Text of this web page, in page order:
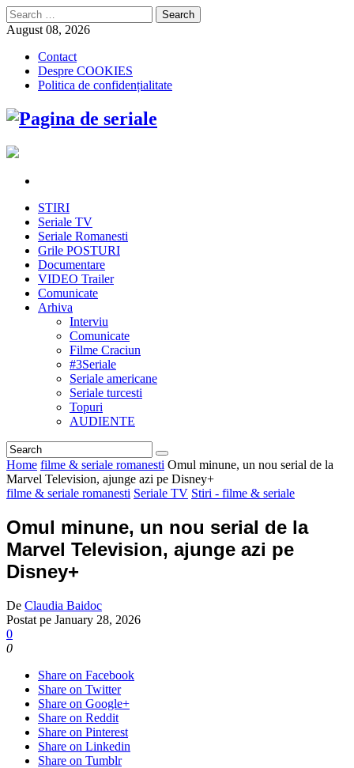
Search
for:
August 08, 2026
Contact
Despre COOKIES
Politica de confidențialitate
STIRI
Seriale TV
Seriale Romanesti
Grile POSTURI
Documentare
VIDEO Trailer
Comunicate
Arhiva
Interviu
Comunicate
Filme Craciun
#3Seriale
Seriale americane
Seriale turcesti
Topuri
AUDIENTE
Home filme & seriale romanesti Omul minune, un nou serial de la
Marvel Television, ajunge azi pe Disney+
filme & seriale romanesti Seriale TV Stiri - filme & seriale
Omul minune, un nou serial de la
Marvel Television, ajunge azi pe
Disney+
De Claudia Baidoc
Postat pe January 28, 2026
0
0
Share on Facebook
Share on Twitter
Share on Google+
Share on Reddit
Share on Pinterest
Share on Linkedin
Share on Tumblr